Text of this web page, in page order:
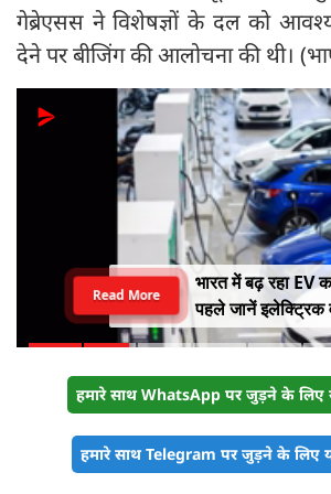
गेब्रेएसस ने विशेषज्ञों के दल को
देने पर बीजिंग की आलोचना की थी।
राष्ट्रीय हथकरघा
आदित्यनाथ ने बुनकरों
Read More
हमारे साथ WhatsApp पर जुड़ने के लिए
हमारे साथ Telegram पर जुड़ने के लिए